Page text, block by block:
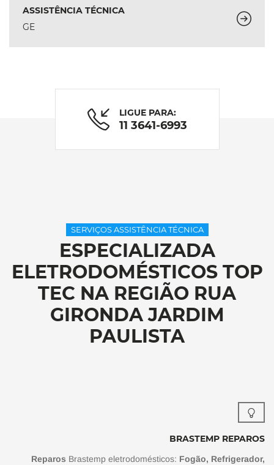
ASSISTÊNCIA TÉCNICA
GE
LIGUE PARA:
11 3641-6993
SERVIÇOS ASSISTÊNCIA TÉCNICA
ESPECIALIZADA
ELETRODOMÉSTICOS TOP
TEC NA REGIÃO RUA
GIRONDA JARDIM
PAULISTA
BRASTEMP REPAROS
Reparos Brastemp eletrodomésticos: Fogão, Refrigerador,